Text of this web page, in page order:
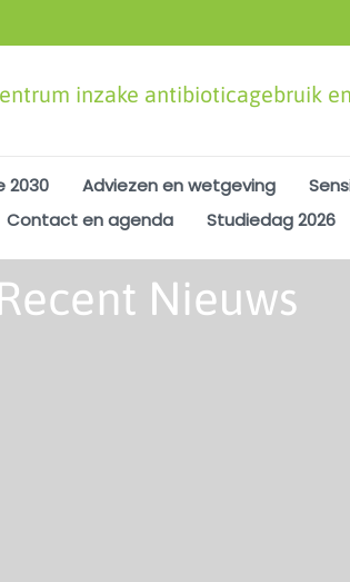
inzake antibioticagebruik
2030 Adviezen en wetgeving
Contact en agenda Studiedag 2026
Nieuws